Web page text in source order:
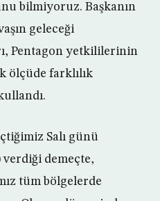
bilmiyoruz. Başkanın
geleceği
Pentagon yetkililerinin
ölçüde farklılık
Salı günü
verdiği demeçte,
tüm bölgelerde